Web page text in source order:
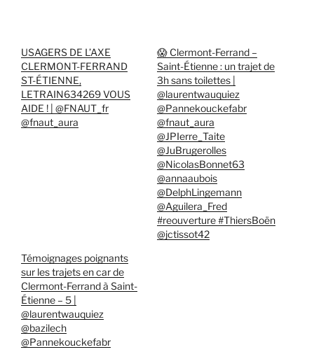
USAGERS DE L’AXE
CLERMONT-FERRAND
ST-ÉTIENNE,
LETRAIN634269 VOUS
AIDE ! | @FNAUT_fr
@fnaut_aura
😱 Clermont-Ferrand –
Saint-Étienne : un trajet de
3h sans toilettes |
@laurentwauquiez
@Pannekouckefabr
@fnaut_aura
@JPIerre_Taite
@JuBrugerolles
@NicolasBonnet63
@annaaubois
@DelphLingemann
@Aguilera_Fred
#reouverture #ThiersBoën
@jctissot42
Témoignages poignants
sur les trajets en car de
Clermont-Ferrand à Saint-
Étienne – 5 |
@laurentwauquiez
@bazilech
@Pannekouckefabr